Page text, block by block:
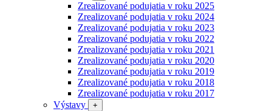
Zrealizované podujatia v roku 2025
Zrealizované podujatia v roku 2024
Zrealizované podujatia v roku 2023
Zrealizované podujatia v roku 2022
Zrealizované podujatia v roku 2021
Zrealizované podujatia v roku 2020
Zrealizované podujatia v roku 2019
Zrealizované podujatia v roku 2018
Zrealizované podujatia v roku 2017
Výstavy
+